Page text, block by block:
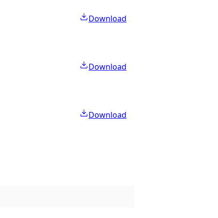
Download
Download
Download